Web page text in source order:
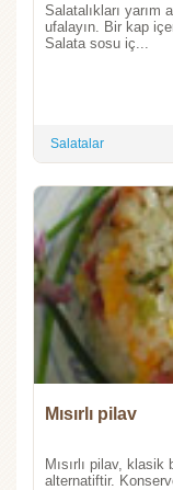
Salatalıkları yarım
ufalayın. Bir kap
Salata sosu iç...
Salatalar
Mısırlı pilav
Mısırlı pilav,
alternatiftir.